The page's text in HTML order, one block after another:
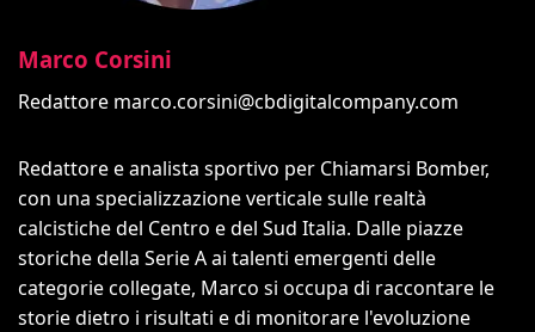
Marco Corsini
Redattore marco.corsini@cbdigitalcompany.com
Redattore e analista sportivo per Chiamarsi Bomber,
con una specializzazione verticale sulle realtà
calcistiche del Centro e del Sud Italia. Dalle piazze
storiche della Serie A ai talenti emergenti delle
categorie collegate, Marco si occupa di raccontare le
storie dietro i risultati e di monitorare l'evoluzione